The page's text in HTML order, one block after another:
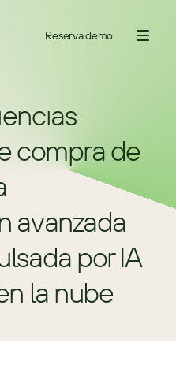
Reserva demo
compra de
avanzada
por IA
la nube